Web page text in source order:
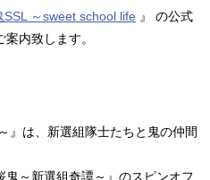
SSL ～sweet school life 』 の公式
内致します。
』は、新選組隊士たちと鬼の仲間
～新選組奇譚～』のスピンオフ